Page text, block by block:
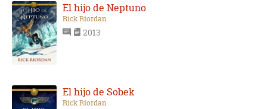
El hijo de Neptuno
Rick Riordan
2013
El hijo de Sobek
Rick Riordan